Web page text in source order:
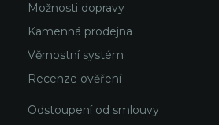
Možnosti dopravy
Kamenná prodejna
Věrnostní systém
Recenze ověření
Odstoupení od smlouvy